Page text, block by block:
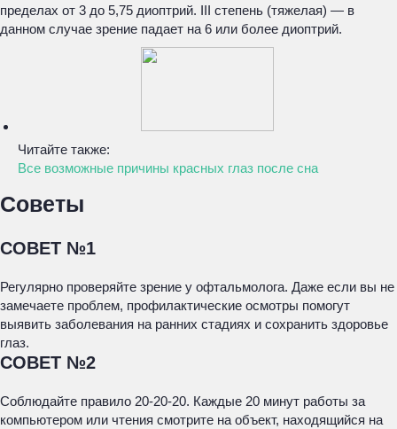
пределах от 3 до 5,75 диоптрий. III степень (тяжелая) — в
данном случае зрение падает на 6 или более диоптрий.
Читайте также:
Все возможные причины красных глаз после сна
Советы
СОВЕТ №1
Регулярно проверяйте зрение у офтальмолога. Даже если вы не
замечаете проблем, профилактические осмотры помогут
выявить заболевания на ранних стадиях и сохранить здоровье
глаз.
СОВЕТ №2
Соблюдайте правило 20-20-20. Каждые 20 минут работы за
компьютером или чтения смотрите на объект, находящийся на